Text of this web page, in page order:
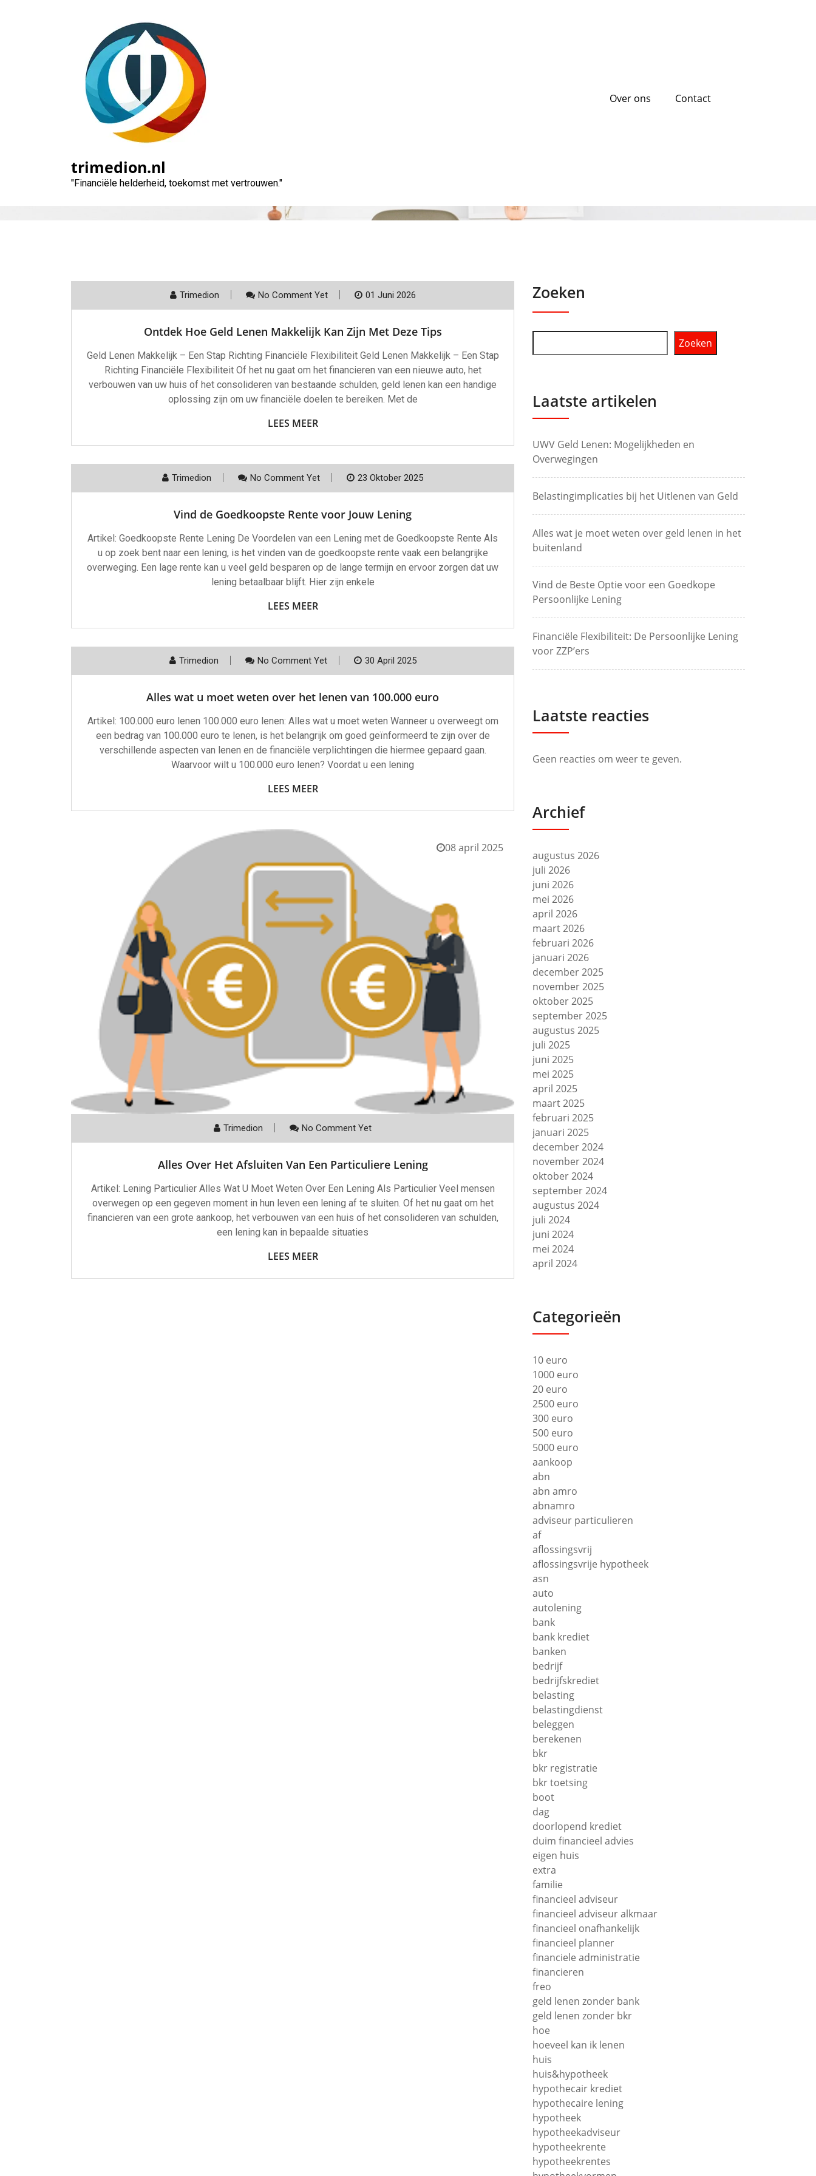
trimedion.nl
"Financiële helderheid, toekomst met vertrouwen."
Over ons Contact
Trimedion No Comment Yet 01 Juni 2026
Ontdek Hoe Geld Lenen Makkelijk Kan Zijn Met Deze Tips
Geld Lenen Makkelijk – Een Stap Richting Financiële Flexibiliteit Geld Lenen Makkelijk – Een Stap
Richting Financiële Flexibiliteit Of het nu gaat om het financieren van een nieuwe auto, het
verbouwen van uw huis of het consolideren van bestaande schulden, geld lenen kan een handige
oplossing zijn om uw financiële doelen te bereiken. Met de
LEES MEER
Trimedion No Comment Yet 23 Oktober 2025
Vind de Goedkoopste Rente voor Jouw Lening
Artikel: Goedkoopste Rente Lening De Voordelen van een Lening met de Goedkoopste Rente Als
u op zoek bent naar een lening, is het vinden van de goedkoopste rente vaak een belangrijke
overweging. Een lage rente kan u veel geld besparen op de lange termijn en ervoor zorgen dat uw
lening betaalbaar blijft. Hier zijn enkele
LEES MEER
Trimedion No Comment Yet 30 April 2025
Alles wat u moet weten over het lenen van 100.000 euro
Artikel: 100.000 euro lenen 100.000 euro lenen: Alles wat u moet weten Wanneer u overweegt om
een bedrag van 100.000 euro te lenen, is het belangrijk om goed geïnformeerd te zijn over de
verschillende aspecten van lenen en de financiële verplichtingen die hiermee gepaard gaan.
Waarvoor wilt u 100.000 euro lenen? Voordat u een lening
LEES MEER
08 april 2025
Trimedion No Comment Yet
Alles Over Het Afsluiten Van Een Particuliere Lening
Artikel: Lening Particulier Alles Wat U Moet Weten Over Een Lening Als Particulier Veel mensen
overwegen op een gegeven moment in hun leven een lening af te sluiten. Of het nu gaat om het
financieren van een grote aankoop, het verbouwen van een huis of het consolideren van schulden,
een lening kan in bepaalde situaties
LEES MEER
Zoeken
Zoeken
Laatste artikelen
UWV Geld Lenen: Mogelijkheden en
Overwegingen
Belastingimplicaties bij het Uitlenen van Geld
Alles wat je moet weten over geld lenen in het
buitenland
Vind de Beste Optie voor een Goedkope
Persoonlijke Lening
Financiële Flexibiliteit: De Persoonlijke Lening
voor ZZP’ers
Laatste reacties
Geen reacties om weer te geven.
Archief
augustus 2026
juli 2026
juni 2026
mei 2026
april 2026
maart 2026
februari 2026
januari 2026
december 2025
november 2025
oktober 2025
september 2025
augustus 2025
juli 2025
juni 2025
mei 2025
april 2025
maart 2025
februari 2025
januari 2025
december 2024
november 2024
oktober 2024
september 2024
augustus 2024
juli 2024
juni 2024
mei 2024
april 2024
Categorieën
10 euro
1000 euro
20 euro
2500 euro
300 euro
500 euro
5000 euro
aankoop
abn
abn amro
abnamro
adviseur particulieren
af
aflossingsvrij
aflossingsvrije hypotheek
asn
auto
autolening
bank
bank krediet
banken
bedrijf
bedrijfskrediet
belasting
belastingdienst
beleggen
berekenen
bkr
bkr registratie
bkr toetsing
boot
dag
doorlopend krediet
duim financieel advies
eigen huis
extra
familie
financieel adviseur
financieel adviseur alkmaar
financieel onafhankelijk
financieel planner
financiele administratie
financieren
freo
geld lenen zonder bank
geld lenen zonder bkr
hoe
hoeveel kan ik lenen
huis
huis&hypotheek
hypothecair krediet
hypothecaire lening
hypotheek
hypotheekadviseur
hypotheekrente
hypotheekrentes